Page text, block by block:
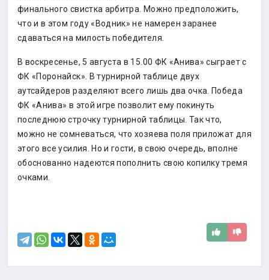
финального свистка арбитра. Можно предположить,
что и в этом году «Водник» не намерен заранее
сдаваться на милость победителя.
В воскресенье, 5 августа в 15.00 ФК «Анива» сыграет с
ФК «Поронайск». В турнирной таблице двух
аутсайдеров разделяют всего лишь два очка. Победа
ФК «Анива» в этой игре позволит ему покинуть
последнюю строчку турнирной таблицы. Так что,
можно не сомневаться, что хозяева поля приложат для
этого все усилия. Но и гости, в свою очередь, вполне
обоснованно надеются пополнить свою копилку тремя
очками.